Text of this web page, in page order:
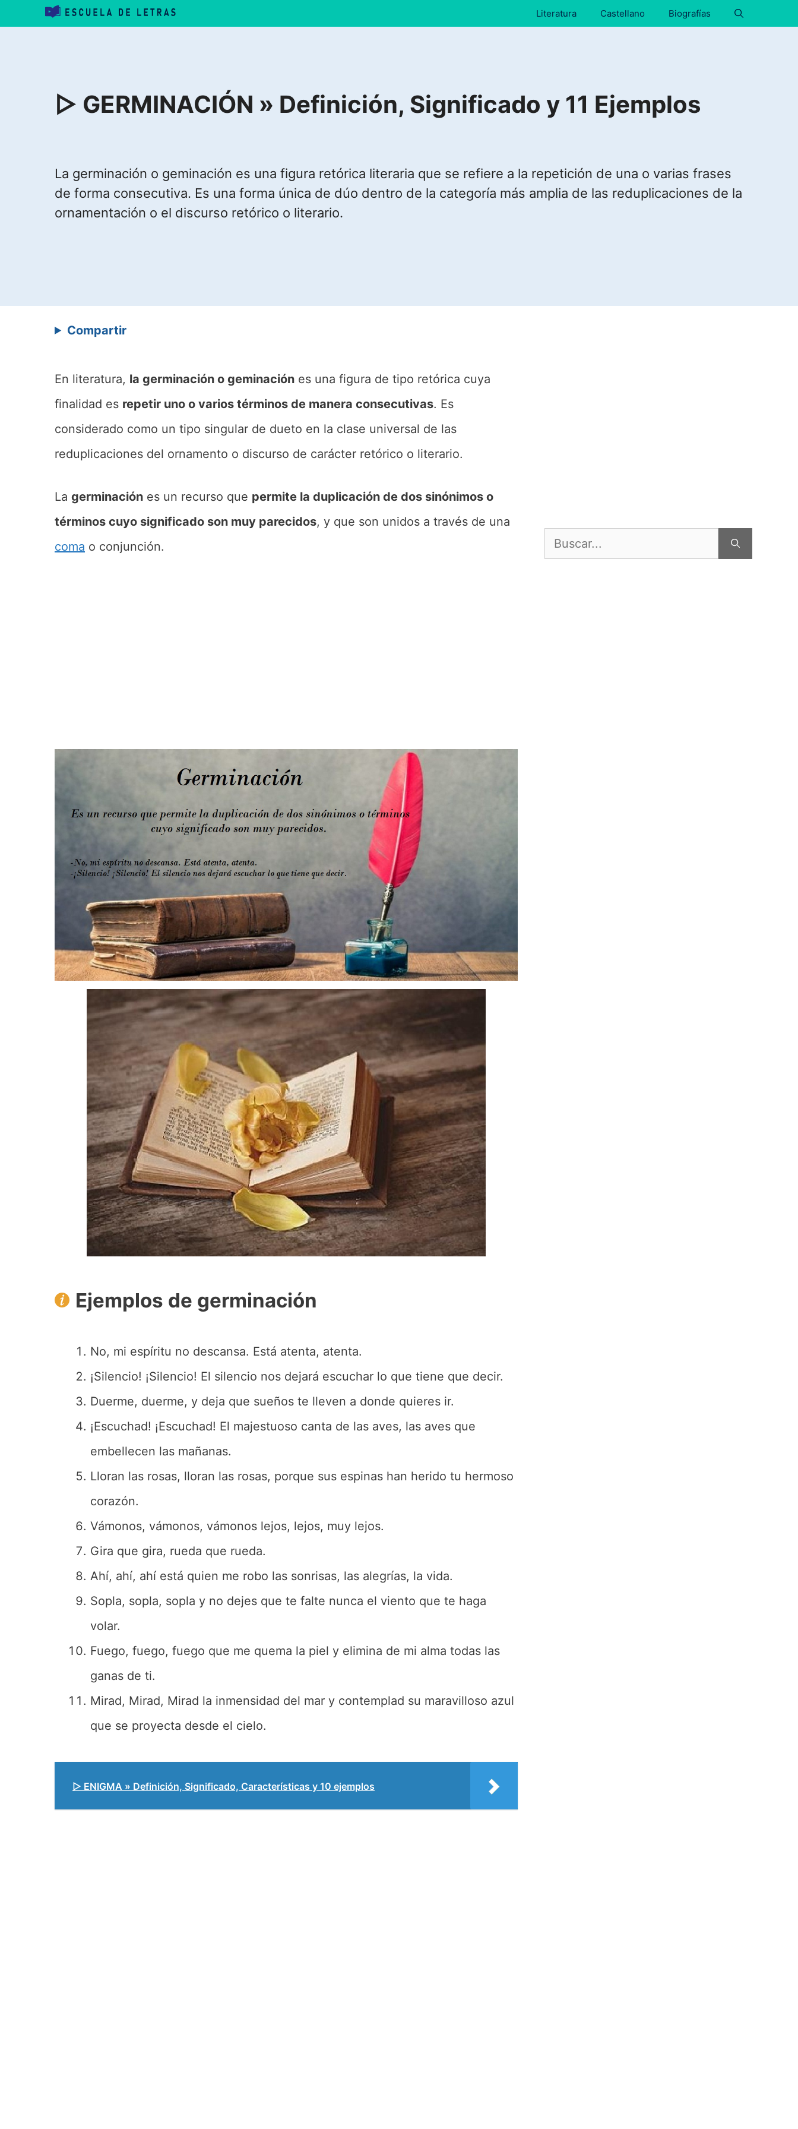
Literatura Castellano Biografías
▷ GERMINACIÓN » Definición, Significado y 11 Ejemplos
La germinación o geminación es una figura retórica literaria que se refiere a la repetición de una o varias frases
de forma consecutiva. Es una forma única de dúo dentro de la categoría más amplia de las reduplicaciones de la
ornamentación o el discurso retórico o literario.
Compartir
En literatura, la germinación o geminación es una figura de tipo retórica cuya
finalidad es repetir uno o varios términos de manera consecutivas. Es
considerado como un tipo singular de dueto en la clase universal de las
reduplicaciones del ornamento o discurso de carácter retórico o literario.
La germinación es un recurso que permite la duplicación de dos sinónimos o
términos cuyo significado son muy parecidos, y que son unidos a través de una
coma o conjunción.
Ejemplos de germinación
No, mi espíritu no descansa. Está atenta, atenta.
¡Silencio! ¡Silencio! El silencio nos dejará escuchar lo que tiene que decir.
Duerme, duerme, y deja que sueños te lleven a donde quieres ir.
¡Escuchad! ¡Escuchad! El majestuoso canta de las aves, las aves que
embellecen las mañanas.
Lloran las rosas, lloran las rosas, porque sus espinas han herido tu hermoso
corazón.
Vámonos, vámonos, vámonos lejos, lejos, muy lejos.
Gira que gira, rueda que rueda.
Ahí, ahí, ahí está quien me robo las sonrisas, las alegrías, la vida.
Sopla, sopla, sopla y no dejes que te falte nunca el viento que te haga
volar.
Fuego, fuego, fuego que me quema la piel y elimina de mi alma todas las
ganas de ti.
Mirad, Mirad, Mirad la inmensidad del mar y contemplad su maravilloso azul
que se proyecta desde el cielo.
▷ ENIGMA » Definición, Significado, Características y 10 ejemplos
Buscar: